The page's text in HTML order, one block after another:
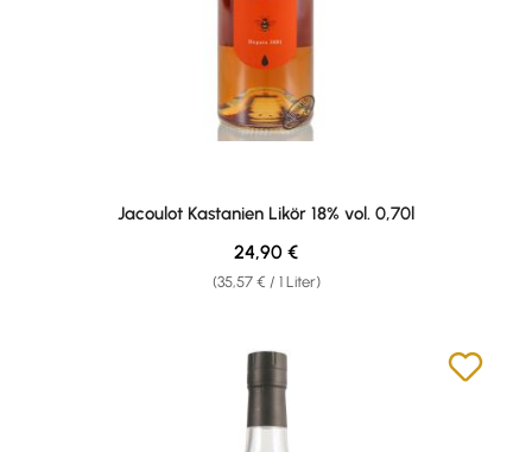
Jacoulot Kastanien Likör 18% vol. 0,70l
(35,57 € / 1 Liter)
Regulärer Preis:
24,90 €